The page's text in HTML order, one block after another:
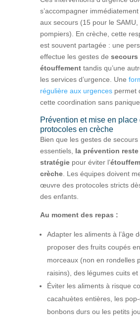
s’accompagner immédiatement
aux secours (15 pour le
pompiers). En crèche, cette
est souvent partagée : une
effectue les gestes de secours
étouffementtandis qu’une
les services d’urgence. Une
régulière aux urgencespermet
cette coordination sans panique.
Prévention et mise en place
protocoles en crèche
Bien que les gestes de secours
essentiels, la prévention
stratégiepour éviter l’
crèche. Les équipes doivent
œuvre des protocoles stricts
des enfants.
Au moment des repas :
Adapter les aliments à l’âge
proposer des fruits coupés
morceaux (non en rondelles
raisins), des légumes cuits et
Éviter les aliments à risque
cacahuètes entières, les
bonbons durs ou les petits